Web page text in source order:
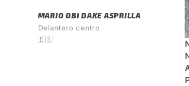
MARIO OBI DAKE ASPRILLA
Delantero centro
🇪🇸